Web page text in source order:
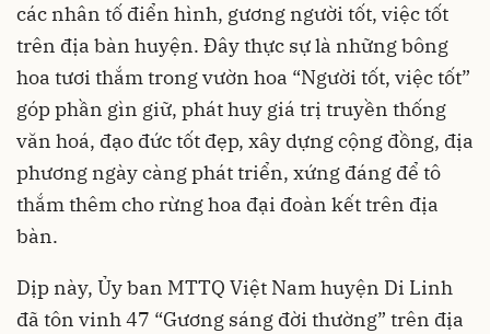
các nhân tố điển hình, gương người tốt, việc tốt
trên địa bàn huyện. Đây thực sự là những bông
hoa tươi thắm trong vườn hoa “Người tốt, việc tốt”
góp phần gìn giữ, phát huy giá trị truyền thống
văn hoá, đạo đức tốt đẹp, xây dựng cộng đồng, địa
phương ngày càng phát triển, xứng đáng để tô
thắm thêm cho rừng hoa đại đoàn kết trên địa
bàn.
Dịp này, Ủy ban MTTQ Việt Nam huyện Di Linh
đã tôn vinh 47 “Gương sáng đời thường” trên địa